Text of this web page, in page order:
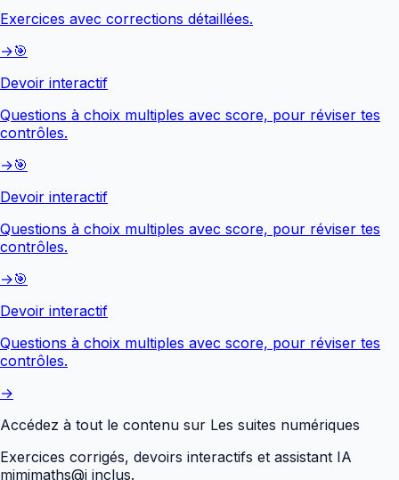
Exercices avec corrections détaillées.
→🎯
Devoir interactif
Questions à choix multiples avec score, pour réviser tes
contrôles.
→🎯
Devoir interactif
Questions à choix multiples avec score, pour réviser tes
contrôles.
→🎯
Devoir interactif
Questions à choix multiples avec score, pour réviser tes
contrôles.
→
Accédez à tout le contenu sur Les suites numériques
Exercices corrigés, devoirs interactifs et assistant IA
mimimaths@i inclus.